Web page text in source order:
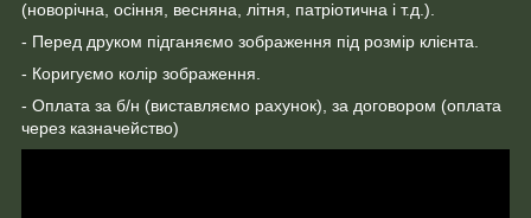
(новорічна, осіння, весняна, літня, патріотична і т.д.).
- Перед друком підганяємо зображення під розмір клієнта.
- Коригуємо колір зображення.
- Оплата за б/н (виставляємо рахунок), за договором (оплата
через казначейство)